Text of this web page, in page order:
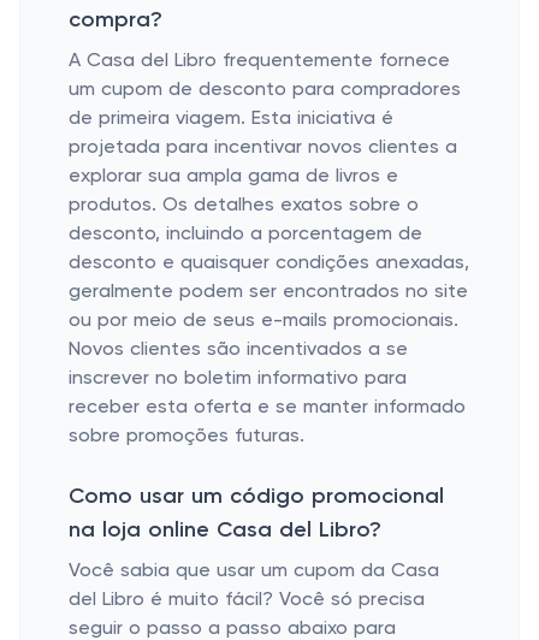
compra?
A Casa del Libro frequentemente fornece
um cupom de desconto para compradores
de primeira viagem. Esta iniciativa é
projetada para incentivar novos clientes a
explorar sua ampla gama de livros e
produtos. Os detalhes exatos sobre o
desconto, incluindo a porcentagem de
desconto e quaisquer condições anexadas,
geralmente podem ser encontrados no site
ou por meio de seus e-mails promocionais.
Novos clientes são incentivados a se
inscrever no boletim informativo para
receber esta oferta e se manter informado
sobre promoções futuras.
Como usar um código promocional
na loja online Casa del Libro?
Você sabia que usar um cupom da Casa
del Libro é muito fácil? Você só precisa
seguir o passo a passo abaixo para